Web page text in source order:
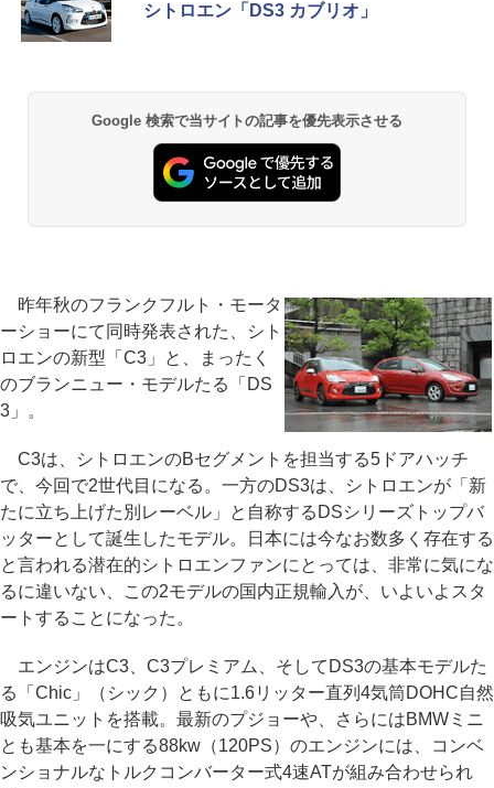
シトロエン「DS3 カブリオ」
Google 検索で当サイトの記事を優先表示させる
昨年秋のフランクフルト・モータ
ーショーにて同時発表された、シト
ロエンの新型「C3」と、まったく
のブランニュー・モデルたる「DS
3」。
C3は、シトロエンのBセグメントを担当する5ドアハッチ
で、今回で2世代目になる。一方のDS3は、シトロエンが「新
たに立ち上げた別レーベル」と自称するDSシリーズトップバ
ッターとして誕生したモデル。日本には今なお数多く存在する
と言われる潜在的シトロエンファンにとっては、非常に気にな
るに違いない、この2モデルの国内正規輸入が、いよいよスタ
ートすることになった。
エンジンはC3、C3プレミアム、そしてDS3の基本モデルた
る「Chic」（シック）ともに1.6リッター直列4気筒DOHC自然
吸気ユニットを搭載。最新のプジョーや、さらにはBMWミニ
とも基本を一にする88kw（120PS）のエンジンには、コンベ
ンショナルなトルクコンバーター式4速ATが組み合わせられ